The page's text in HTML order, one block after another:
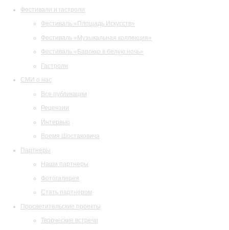
Фестивали и гастроли
Фестиваль «Площадь Искусств»
Фестиваль «Музыкальная коллекция»
Фестиваль «Барокко в белую ночь»
Гастроли
СМИ о нас
Все публикации
Рецензии
Интервью
Время Шостаковича
Партнеры
Наши партнеры
Фотогалерея
Стать партнером
Просветительские проекты
Творческие встречи